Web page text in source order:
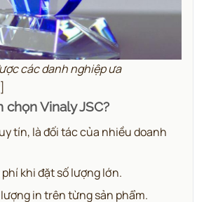
các danh nghiệp ưa
chọn Vinaly JSC?
tín, là đối tác của nhiều doanh
khi đặt số lượng lớn.
in trên từng sản phẩm.